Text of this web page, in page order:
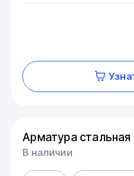
Арматура стальная
В наличии